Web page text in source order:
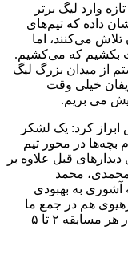
وارد لیگ برتر
داده که تیم‌های
می‌کنند، اما
بکشیم که می‌کشیم.
از میدان بزرگ لیگ
خیلی وقت
می بریم.
کرد: یک لشکر
در محور تیم
قبل علاوه بر
محمد
آشوری به بهبودی
هم در جمع ما
نیست ولی گلایه‌ای هم نداریم چون امسال در هر مسابقه ۲ تا ۵